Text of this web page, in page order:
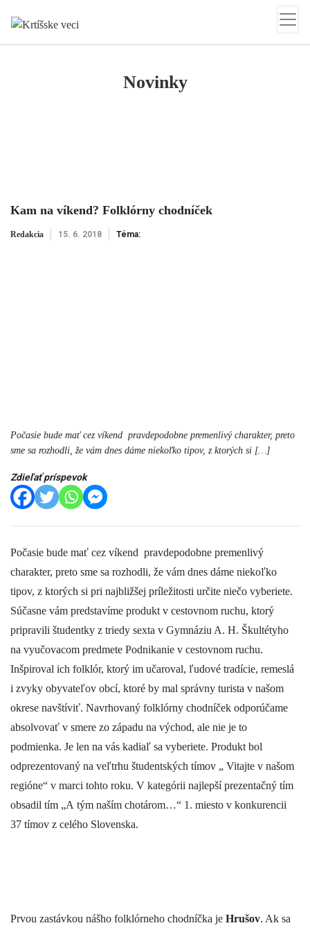
Krtíšske veci
Novinky
Kam na víkend? Folklórny chodníček
Redakcia 15. 6. 2018 Téma:
Počasie bude mať cez víkend pravdepodobne premenlivý charakter, preto
sme sa rozhodli, že vám dnes dáme niekoľko tipov, z ktorých si […]
Zdieľať príspevok
Počasie bude mať cez víkend pravdepodobne premenlivý
charakter, preto sme sa rozhodli, že vám dnes dáme niekoľko
tipov, z ktorých si pri najbližšej príležitosti určite niečo vyberiete.
Súčasne vám predstavíme produkt v cestovnom ruchu, ktorý
pripravili študentky z triedy sexta v Gymnáziu A. H. Škultétyho
na vyučovacom predmete Podnikanie v cestovnom ruchu.
Inšpiroval ich folklór, ktorý im učaroval, ľudové tradície, remeslá
i zvyky obyvateľov obcí, ktoré by mal správny turista v našom
okrese navštíviť. Navrhovaný folklórny chodníček odporúčame
absolvovať v smere zo západu na východ, ale nie je to
podmienka. Je len na vás kadiaľ sa vyberiete. Produkt bol
odprezentovaný na veľtrhu študentských tímov „ Vitajte v našom
regióne“ v marci tohto roku. V kategórii najlepší prezentačný tím
obsadil tím „A tým naším chotárom…“ 1. miesto v konkurencii
37 tímov z celého Slovenska.
Prvou zastávkou nášho folklórneho chodníčka je Hrušov. Ak sa